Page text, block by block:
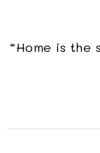
“Home is